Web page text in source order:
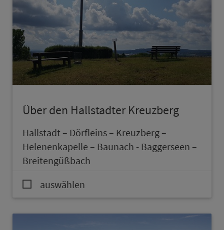
Über den Hallstadter Kreuzberg
Hallstadt – Dörfleins – Kreuzberg –
Helenenkapelle – Baunach - Baggerseen –
Breitengüßbach
auswählen